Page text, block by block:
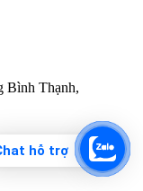
Bình Thạnh,
hỗ trợ